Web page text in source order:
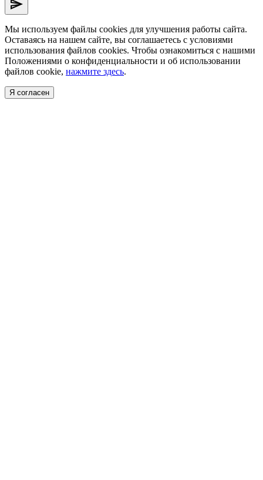
send
Мы используем файлы cookies для улучшения работы сайта.
Оставаясь на нашем сайте, вы соглашаетесь с условиями
использования файлов cookies. Чтобы ознакомиться с нашими
Положениями о конфиденциальности и об использовании
файлов cookie, нажмите здесь.
Я согласен